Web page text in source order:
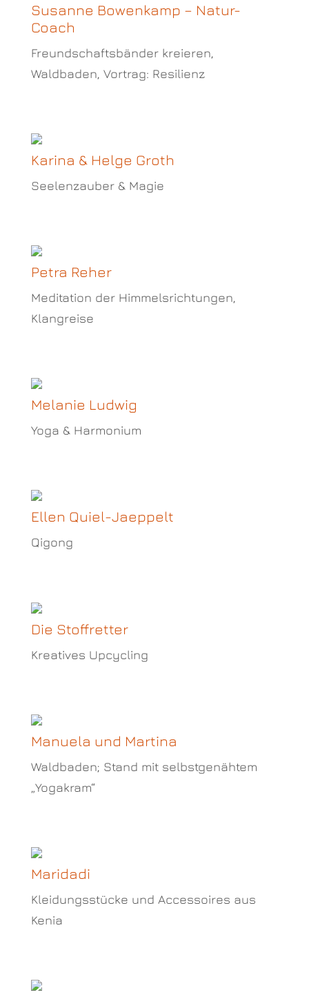
Susanne Bowenkamp – Natur-
Coach
Freundschaftsbänder kreieren,
Waldbaden, Vortrag: Resilienz
Karina & Helge Groth
Seelenzauber & Magie
Petra Reher
Meditation der Himmelsrichtungen,
Klangreise
Melanie Ludwig
Yoga & Harmonium
Ellen Quiel-Jaeppelt
Qigong
Die Stoffretter
Kreatives Upcycling
Manuela und Martina
Waldbaden; Stand mit selbstgenähtem
„Yogakram“
Maridadi
Kleidungsstücke und Accessoires aus
Kenia